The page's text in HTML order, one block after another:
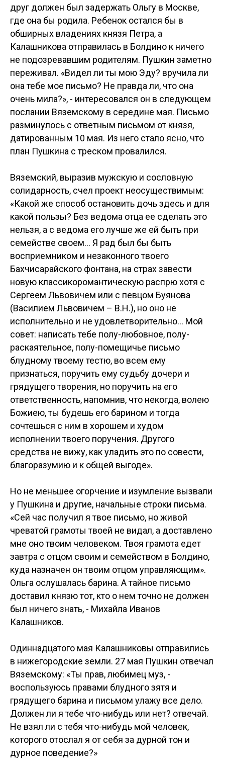
друг должен был задержать Ольгу в Москве,
где она бы родила. Ребенок остался бы в
обширных владениях князя Петра, а
Калашникова отправилась в Болдино к ничего
не подозревавшим родителям. Пушкин заметно
переживал. «Видел ли ты мою Эду? вручила ли
она тебе мое письмо? Не правда ли, что она
очень мила?», - интересовался он в следующем
послании Вяземскому в середине мая. Письмо
разминулось с ответным письмом от князя,
датированным 10 мая. Из него стало ясно, что
план Пушкина с треском провалился.
Вяземский, выразив мужскую и сословную
солидарность, счел проект неосуществимым:
«Какой же способ остановить дочь здесь и для
какой пользы? Без ведома отца ее сделать это
нельзя, а с ведома его лучше же ей быть при
семействе своем… Я рад был бы быть
восприемником и незаконного твоего
Бахчисарайского фонтана, на страх завести
новую классикоромантическую распрю хотя с
Сергеем Львовичем или с певцом Буянова
(Василием Львовичем – В.Н.), но оно не
исполнительно и не удовлетворительно… Мой
совет: написать тебе полу-любовное, полу-
раскаятельное, полу-помещичье письмо
блудному твоему тестю, во всем ему
признаться, поручить ему судьбу дочери и
грядущего творения, но поручить на его
ответственность, напомнив, что некогда, волею
Божиею, ты будешь его барином и тогда
сочтешься с ним в хорошем и худом
исполнении твоего поручения. Другого
средства не вижу, как уладить это по совести,
благоразумию и к общей выгоде».
Но не меньшее огорчение и изумление вызвали
у Пушкина и другие, начальные строки письма.
«Сей час получил я твое письмо, но живой
чреватой грамоты твоей не видал, а доставлено
мне оно твоим человеком. Твоя грамота едет
завтра с отцом своим и семейством в Болдино,
куда назначен он твоим отцом управляющим».
Ольга ослушалась барина. А тайное письмо
доставил князю тот, кто о нем точно не должен
был ничего знать, - Михайла Иванов
Калашников.
Одиннадцатого мая Калашниковы отправились
в нижегородские земли. 27 мая Пушкин отвечал
Вяземскому: «Ты прав, любимец муз, -
воспользуюсь правами блудного зятя и
грядущего барина и письмом улажу все дело.
Должен ли я тебе что-нибудь или нет? отвечай.
Не взял ли с тебя что-нибудь мой человек,
которого отослал я от себя за дурной тон и
дурное поведение?»